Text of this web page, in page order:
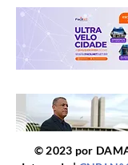
© 2023 por